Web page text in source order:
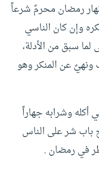
رمضان محرمٌ شرعاً
وإن كان الناسي
لما سبق من الأدلة،
ونهيٌ عن المنكر وهو
أكله وشرابه جهاراً
باب شر على الناس
في رمضان .